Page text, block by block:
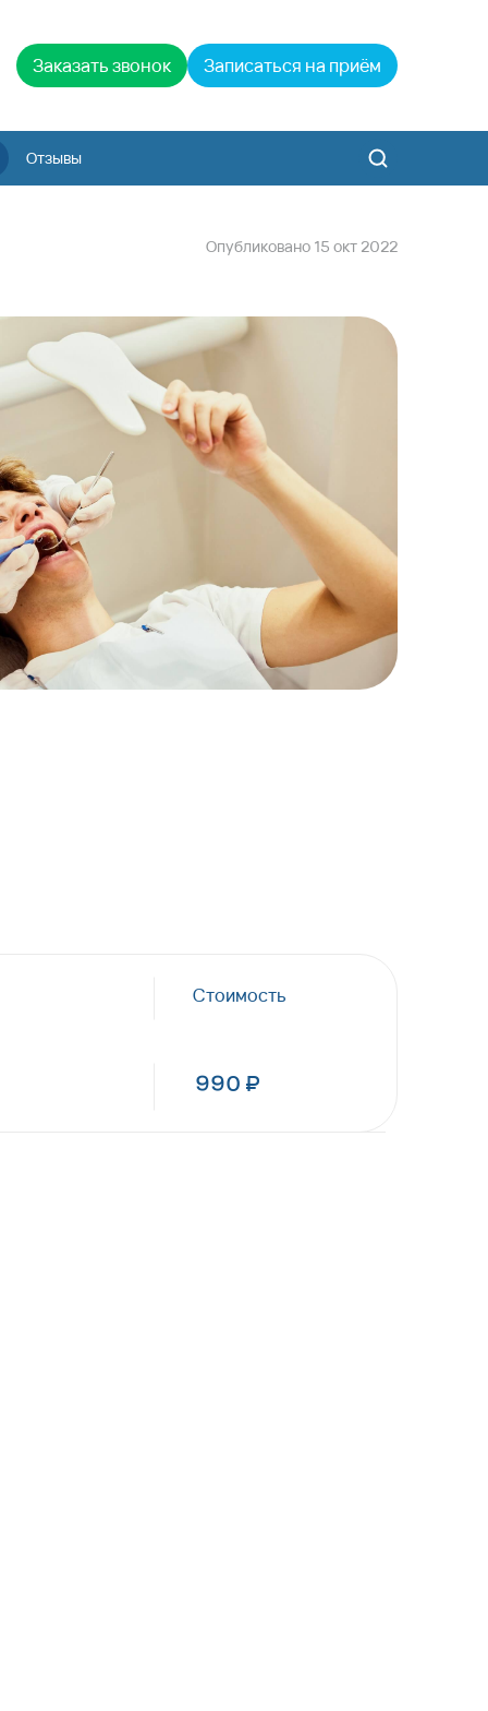
Заказать звонок Записаться на приём
Отзывы
Опубликовано 15 окт 2022
Стоимость
990 ₽